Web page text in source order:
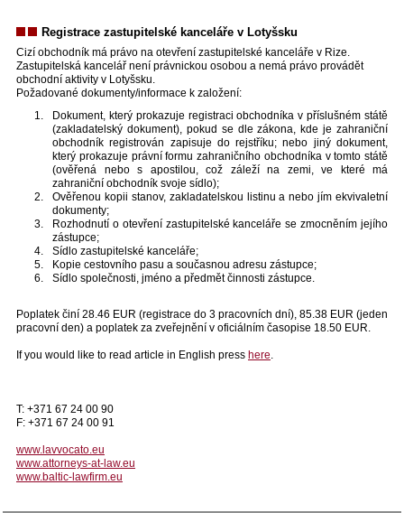
Registrace zastupitelské kanceláře v Lotyšsku
Cizí obchodník má právo na otevření zastupitelské kanceláře v Rize.
Zastupitelská kancelář není právnickou osobou a nemá právo provádět
obchodní aktivity v Lotyšsku.
Požadované dokumenty/informace k založení:
Dokument, který prokazuje registraci obchodníka v příslušném státě
(zakladatelský dokument), pokud se dle zákona, kde je zahraniční
obchodník registrován zapisuje do rejstříku; nebo jiný dokument,
který prokazuje právní formu zahraničního obchodníka v tomto státě
(ověřená nebo s apostilou, což záleží na zemi, ve které má
zahraniční obchodník svoje sídlo);
Ověřenou kopii stanov, zakladatelskou listinu a nebo jím ekvivaletní
dokumenty;
Rozhodnutí o otevření zastupitelské kanceláře se zmocněním jejího
zástupce;
Sídlo zastupitelské kanceláře;
Kopie cestovního pasu a současnou adresu zástupce;
Sídlo společnosti, jméno a předmět činnosti zástupce.
Poplatek činí 28.46 EUR (registrace do 3 pracovních dní), 85.38 EUR (jeden
pracovní den) a poplatek za zveřejnění v oficiálním časopise 18.50 EUR.
If you would like to read article in English press here.
T: +371 67 24 00 90
F: +371 67 24 00 91
www.lavvocato.eu
www.attorneys-at-law.eu
www.baltic-lawfirm.eu